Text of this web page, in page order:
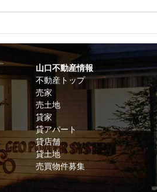
山口不動産情報
不動産トップ
売家
売土地
貸家
貸アパート
貸店舗
貸土地
売買物件募集